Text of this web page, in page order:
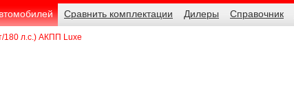
Сравнить комплектации Дилеры Справочник
180 л.с.) АКПП Luxe